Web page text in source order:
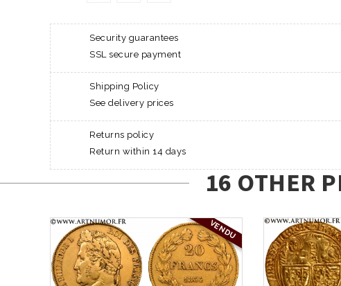
Security guarantees
SSL secure payment
Shipping Policy
See delivery prices
Returns policy
Return within 14 days
16 OTHER
VENDU